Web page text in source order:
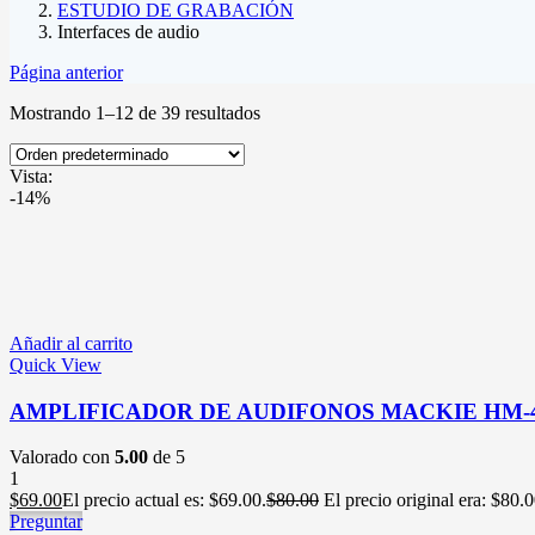
ESTUDIO DE GRABACIÓN
Interfaces de audio
Página anterior
Mostrando 1–12 de 39 resultados
Vista:
-14%
Añadir al carrito
Quick View
AMPLIFICADOR DE AUDIFONOS MACKIE HM-
Valorado con 5.00 de 5
1
$69.00El precio actual es: $69.00.$80.00 El precio original era:
Preguntar